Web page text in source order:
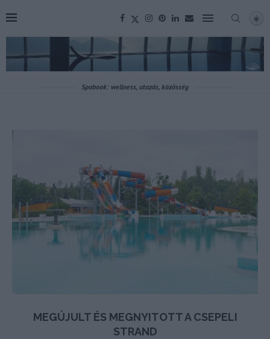
Spabook: wellness, utazás, közösség
MEGÚJULT ÉS MEGNYITOTT A CSEPELI
STRAND